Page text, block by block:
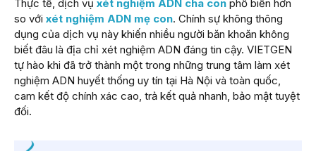
Thực tế, dịch vụ xét nghiệm ADN cha con phổ biến hơn
so với xét nghiệm ADN mẹ con. Chính sự không thông
dụng của dịch vụ này khiến nhiều người băn khoăn không
biết đâu là địa chỉ xét nghiệm ADN đáng tin cậy. VIETGEN
tự hào khi đã trở thành một trong những trung tâm làm xét
nghiệm ADN huyết thống uy tín tại Hà Nội và toàn quốc,
cam kết độ chính xác cao, trả kết quả nhanh, bảo mật tuyệt
đối.